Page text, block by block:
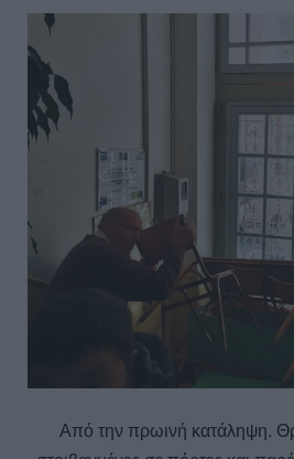
Από την πρωινή κατάληψη.